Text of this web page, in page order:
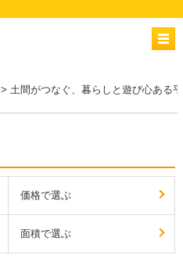
> 土間がつなぐ、暮らしと遊び心ある
価格で選ぶ
面積で選ぶ